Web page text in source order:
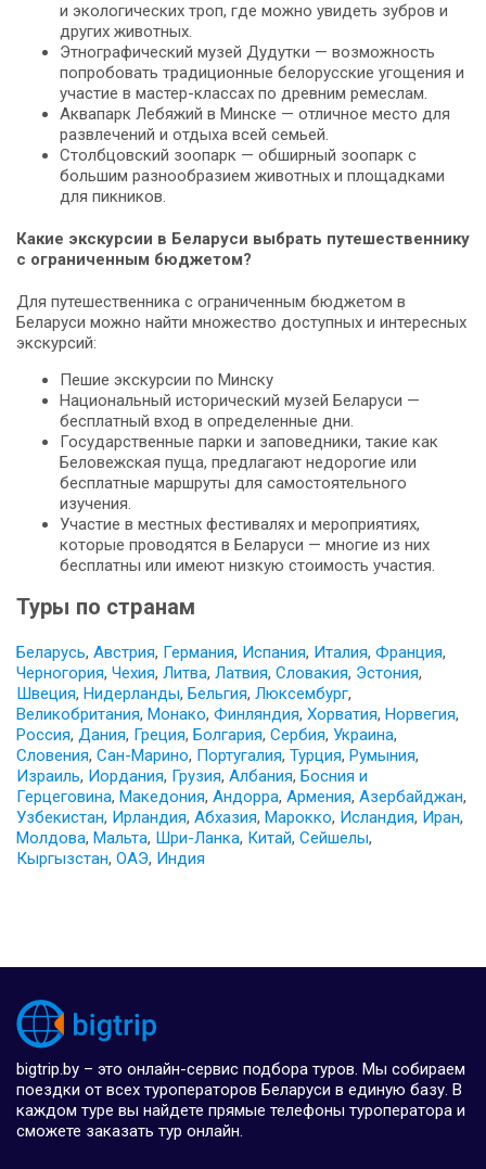
и экологических троп, где можно увидеть зубров и
других животных.
Этнографический музей Дудутки — возможность
попробовать традиционные белорусские угощения и
участие в мастер-классах по древним ремеслам.
Аквапарк Лебяжий в Минске — отличное место для
развлечений и отдыха всей семьей.
Столбцовский зоопарк — обширный зоопарк с
большим разнообразием животных и площадками
для пикников.
Какие экскурсии в Беларуси выбрать путешественнику
с ограниченным бюджетом?
Для путешественника с ограниченным бюджетом в
Беларуси можно найти множество доступных и интересных
экскурсий:
Пешие экскурсии по Минску
Национальный исторический музей Беларуси —
бесплатный вход в определенные дни.
Государственные парки и заповедники, такие как
Беловежская пуща, предлагают недорогие или
бесплатные маршруты для самостоятельного
изучения.
Участие в местных фестивалях и мероприятиях,
которые проводятся в Беларуси — многие из них
бесплатны или имеют низкую стоимость участия.
Туры по странам
Беларусь, Австрия, Германия, Испания, Италия, Франция,
Черногория, Чехия, Литва, Латвия, Словакия, Эстония,
Швеция, Нидерланды, Бельгия, Люксембург,
Великобритания, Монако, Финляндия, Хорватия, Норвегия,
Россия, Дания, Греция, Болгария, Сербия, Украина,
Словения, Сан-Марино, Португалия, Турция, Румыния,
Израиль, Иордания, Грузия, Албания, Босния и
Герцеговина, Македония, Андорра, Армения, Азербайджан,
Узбекистан, Ирландия, Абхазия, Марокко, Исландия, Иран,
Молдова, Мальта, Шри-Ланка, Китай, Сейшелы,
Кыргызстан, ОАЭ, Индия
bigtrip.by – это онлайн-сервис подбора туров. Мы собираем
поездки от всех туроператоров Беларуси в единую базу. В
каждом туре вы найдете прямые телефоны туроператора и
сможете заказать тур онлайн.